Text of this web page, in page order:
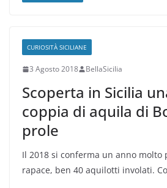
CURIOSITÀ SICILIANE
3 Agosto 2018 BellaSicilia
Scoperta in Sicilia
coppia di aquila di
prole
Il 2018 si conferma un anno
rapace, ben 40 aquilotti involati.